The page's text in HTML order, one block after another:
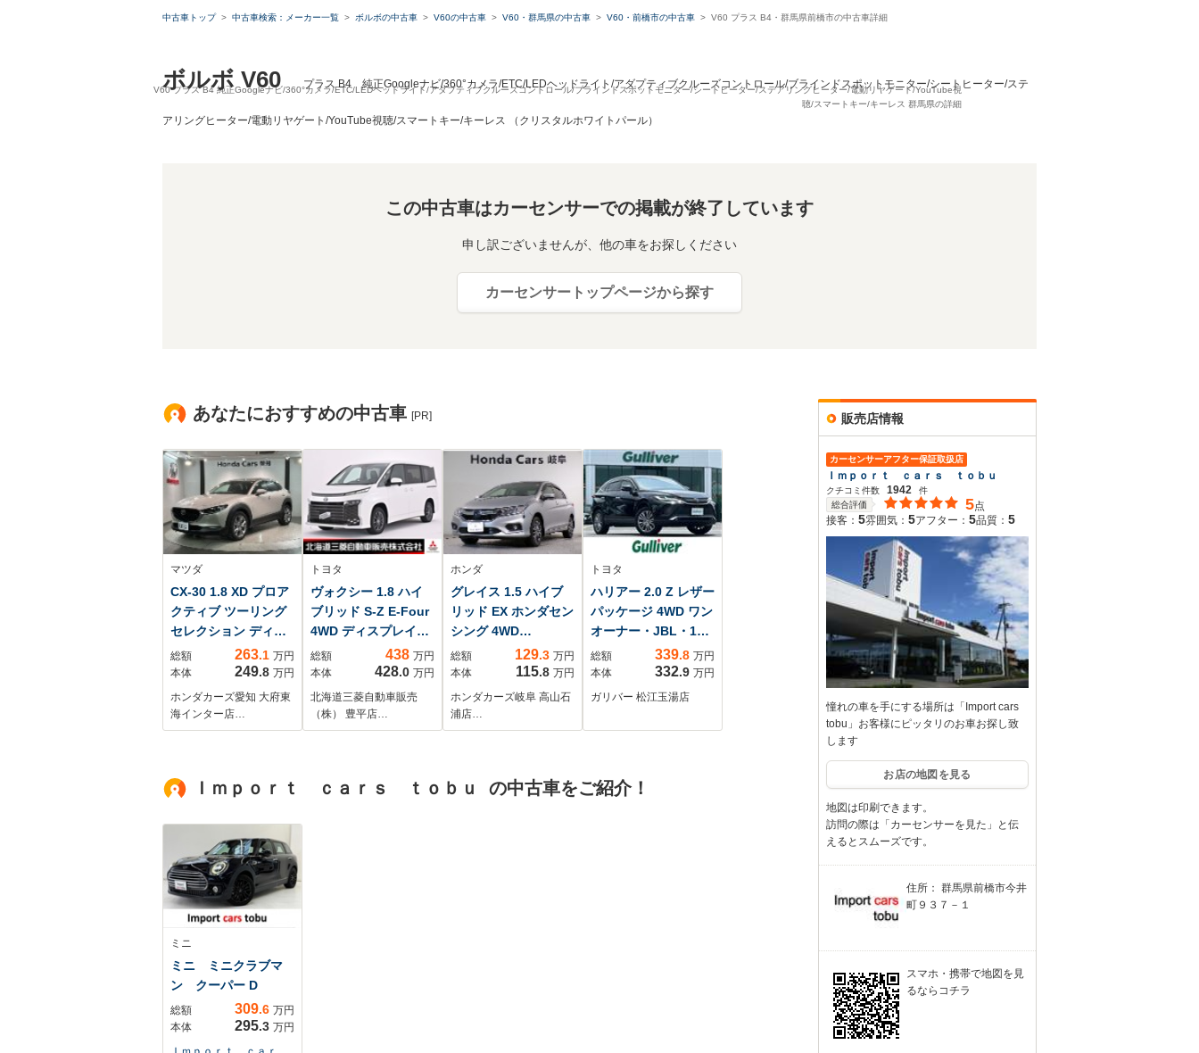
V60 プラス B4 純正Googleナビ/360°カメラ/ETC/LEDヘッドライト/アダプティブクルーズコントロール/ブラインドスポットモニター/シートヒーター/ステアリングヒーター/電動リヤゲート/YouTube視
聴/スマートキー/キーレス 群馬県の詳細
中古車トップ 中古車検索：メーカー一覧 ボルボの中古車 V60の中古車 V60・群馬県の中古車 V60・前橋市の中古車 V60 プラス B4・群馬県前橋市の中古車詳細
ボルボ V60 プラス B4 純正Googleナビ/360°カメラ/ETC/LEDヘッドライト/アダプティブクルーズコントロール/ブラインドスポットモニター/シートヒーター/ステ
アリングヒーター/電動リヤゲート/YouTube視聴/スマートキー/キーレス （クリスタルホワイトパール）
この中古車はカーセンサーでの掲載が終了しています
申し訳ございませんが、他の車をお探しください
カーセンサートップページから探す
あなたにおすすめの中古車 [PR]
マツダ
CX-30 1.8 XD プロア
クティブ ツーリング
セレクション ディー
ゼルターボ 最長5年保
証 純正ナビ TV
Rカメラ マルチビ
ュ- BTオ-ディオ
DVD ドラレコ 衝
止 シ-トヒ-タ- ク
マ-トキ- スペア
キ- AAC
総額 263.1 万円
本体
249.8 万円
ホンダカーズ愛知 大府東
海インター店…
トヨタ
ヴォクシー 1.8 ハイ
ブリッド S-Z E-Four
4WD ディスプレイオ
ーディオプラス バッ
クカメラ 両側電動ス
ライドドア ドライブ
レコーダー ETC ハー
フレザーシート オー
総額 438 万円
本体
428.0 万円
北海道三菱自動車販売
（株） 豊平店…
ホンダ
グレイス 1.5 ハイブ
リッド EX ホンダセン
シング 4WD
Bluetooth接続 フル
セグTV 純正ナビ ETC
シートヒーター
総額 129.3 万円
本体
115.8 万円
ホンダカーズ岐阜 高山石
浦店…
トヨタ
ハリアー 2.0 Z レザー
パッケージ 4WD ワン
オーナー・JBL・12.3
型ディスプレイオー
ディオ・全周囲カメ
ラ・パノラマルー
ーミラー・ETC2.0・
ステアリングヒータ
総額 339.8 万円
本体
332.9 万円
ガリバー 松江玉湯店
Ｉｍｐｏｒｔ ｃａｒｓ ｔｏｂｕ の中古車をご紹介！
ミニ
ミニ ミニクラブマ
ン クーパー D
総額 309.6 万円
本体
295.3 万円
販売店情報
カーセンサーアフター保証取扱店
Ｉｍｐｏｒｔ ｃａｒｓ ｔｏｂｕ
クチコミ件数 1942
件
総合評価
5点
接客： 5雰囲気： 5アフター： 5品質： 5
憧れの車を手にする場所は「Import cars
tobu」お客様にピッタリのお車お探し致
します
お店の地図を見る
地図は印刷できます。
訪問の際は「カーセンサーを見た」と伝
えるとスムーズです。
住所： 群馬県前橋市今井
町９３７－１
スマホ・携帯で地図を見
るならコチラ